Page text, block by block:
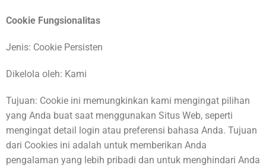
Cookie Fungsionalitas
Jenis: Cookie Persisten
Dikelola oleh: Kami
Tujuan: Cookie ini memungkinkan kami mengingat pilihan
yang Anda buat saat menggunakan Situs Web, seperti
mengingat detail login atau preferensi bahasa Anda. Tujuan
dari Cookies ini adalah untuk memberikan Anda
pengalaman yang lebih pribadi dan untuk menghindari Anda